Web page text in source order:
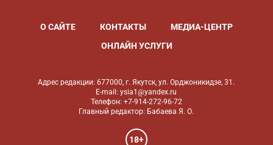
О САЙТЕ КОНТАКТЫ
МЕДИА-ЦЕНТР
ОНЛАЙН УСЛУГИ
Адрес редакции: 677000, г. Якутск, ул. Орджоникидзе, 31.
E-mail: ysia1@yandex.ru
Телефон: +7-914-272-96-72
Главный редактор: Бабаева Я. О.
18+